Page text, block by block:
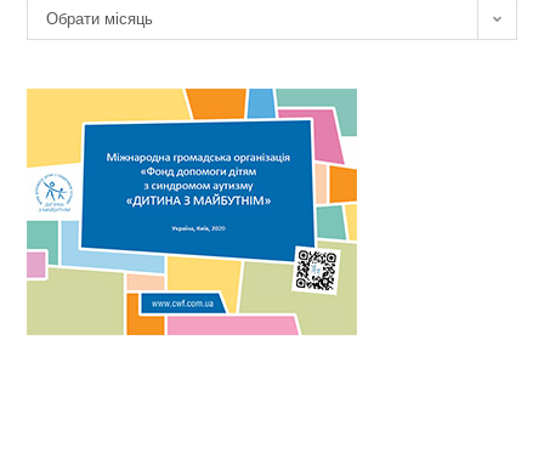
Архів
новин
Обрати місяць